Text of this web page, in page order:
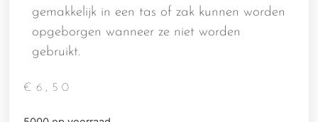
gemakkelijk in een tas of zak kunnen worden
opgeborgen wanneer ze niet worden
gebruikt.
€ 6,50